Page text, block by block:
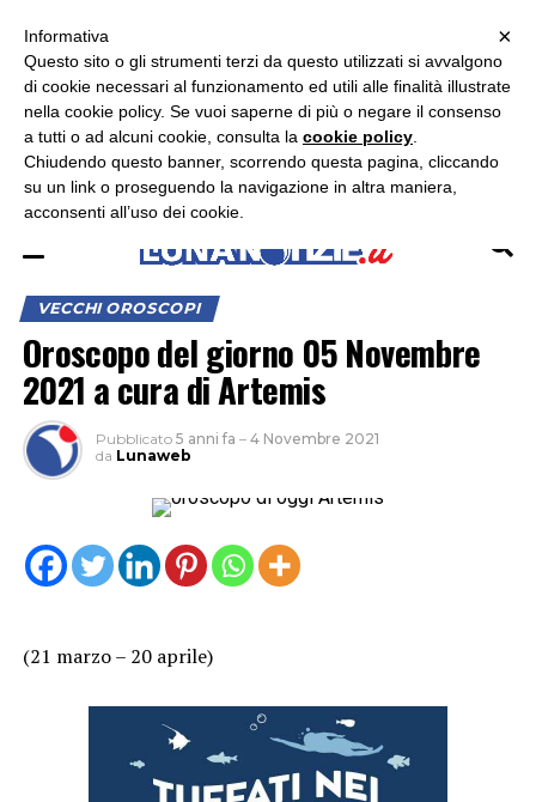
ASCOLTA RADIO LUNA
VECCHI OROSCOPI
Oroscopo del giorno 05 Novembre
2021 a cura di Artemis
Pubblicato 5 anni fa – 4 Novembre 2021
da Lunaweb
(21 marzo – 20 aprile)
×
Informativa
Questo sito o gli strumenti terzi da questo utilizzati si avvalgono
di cookie necessari al funzionamento ed utili alle finalità illustrate
nella cookie policy. Se vuoi saperne di più o negare il consenso
a tutti o ad alcuni cookie, consulta la cookie policy
Chiudendo questo banner, scorrendo questa pagina, cliccando
su un link o proseguendo la navigazione in altra maniera,
acconsenti all’uso dei cookie.